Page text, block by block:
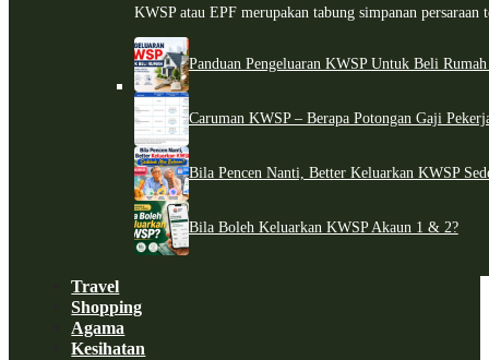
KWSP atau EPF merupakan tabung simpanan persaraan
Panduan Pengeluaran KWSP Untuk Beli
Caruman KWSP – Berapa Potongan Gaji
Bila Pencen Nanti, Better Keluarkan KWSP
Bila Boleh Keluarkan KWSP Akaun 1 & 2?
Travel
Shopping
Agama
Kesihatan